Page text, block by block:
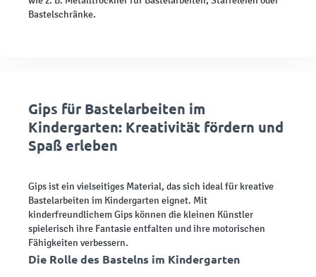
Bastelschränke.
Gips für Bastelarbeiten im
Kindergarten: Kreativität fördern und
Spaß erleben
Gips ist ein vielseitiges Material, das sich ideal für kreative
Bastelarbeiten im Kindergarten eignet. Mit
kinderfreundlichem Gips können die kleinen Künstler
spielerisch ihre Fantasie entfalten und ihre motorischen
Fähigkeiten verbessern.
Die Rolle des Bastelns im Kindergarten